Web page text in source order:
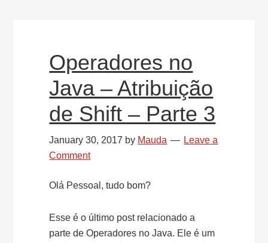
Operadores no
Java – Atribuição
de Shift – Parte 3
January 30, 2017 by Mauda
Leave a
Comment
Olá Pessoal, tudo bom?
Esse é o último post relacionado a
parte de Operadores no Java. Ele é um